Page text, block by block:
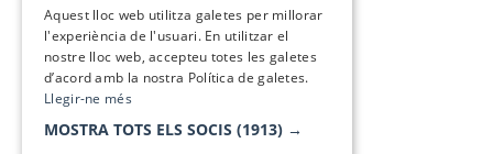
Aquest lloc web utilitza galetes per millorar
l'experiència de l'usuari. En utilitzar el
nostre lloc web, accepteu totes les galetes
d’acord amb la nostra Política de galetes.
Llegir-ne més
MOSTRA TOTS ELS SOCIS (1913) →